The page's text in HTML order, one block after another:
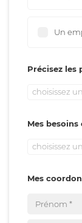
Un
Précisez les
choisissez
Mes
choisissez
Mes